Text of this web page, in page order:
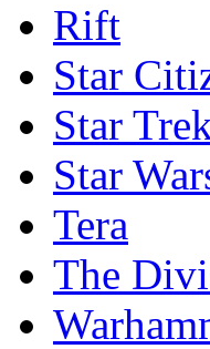
Rift
Star
Star
Star
Tera
The